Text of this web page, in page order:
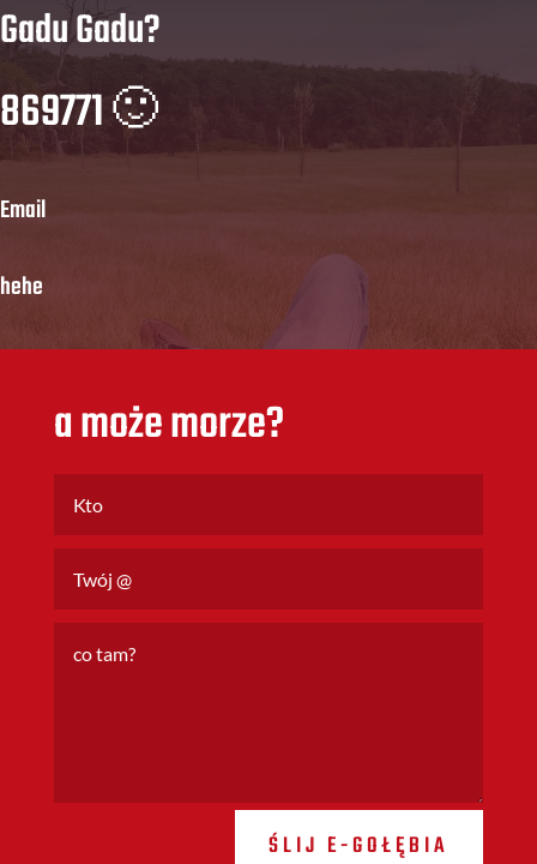
Gadu Gadu?
869771 🙂
Email
hehe
a może morze?
ŚLIJ E-GOŁĘBIA